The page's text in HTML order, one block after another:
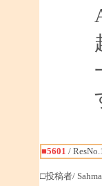
■5601 /
□投稿者/